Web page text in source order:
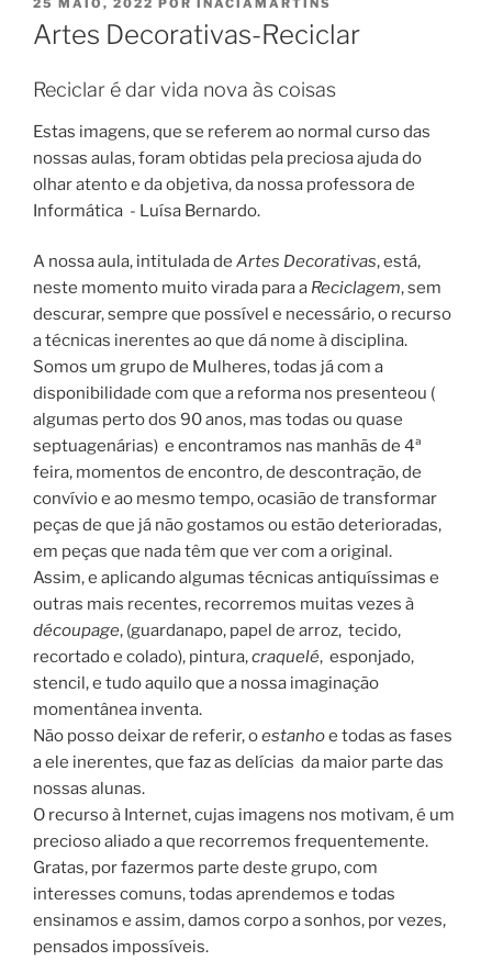
EM
25 MAIO, 2022 POR INACIAMARTINS
Artes Decorativas-Reciclar
Reciclar é dar vida nova às coisas
Estas imagens, que se referem ao normal curso das
nossas aulas, foram obtidas pela preciosa ajuda do
olhar atento e da objetiva, da nossa professora de
Informática - Luísa Bernardo.
A nossa aula, intitulada de Artes Decorativas, está,
neste momento muito virada para a Reciclagem, sem
descurar, sempre que possível e necessário, o recurso
a técnicas inerentes ao que dá nome à disciplina.
Somos um grupo de Mulheres, todas já com a
disponibilidade com que a reforma nos presenteou (
algumas perto dos 90 anos, mas todas ou quase
septuagenárias) e encontramos nas manhãs de 4ª
feira, momentos de encontro, de descontração, de
convívio e ao mesmo tempo, ocasião de transformar
peças de que já não gostamos ou estão deterioradas,
em peças que nada têm que ver com a original.
Assim, e aplicando algumas técnicas antiquíssimas e
outras mais recentes, recorremos muitas vezes à
découpage, (guardanapo, papel de arroz, tecido,
recortado e colado), pintura,craquelé, esponjado,
stencil, e tudo aquilo que a nossa imaginação
momentânea inventa.
Não posso deixar de referir, oestanhoe todas as fases
a ele inerentes, que faz as delícias da maior parte das
nossas alunas.
O recurso à Internet, cujas imagens nos motivam, é um
precioso aliado a que recorremos frequentemente.
Gratas, por fazermos parte deste grupo, com
interesses comuns, todas aprendemos e todas
ensinamos e assim, damos corpo a sonhos, por vezes,
pensados impossíveis.